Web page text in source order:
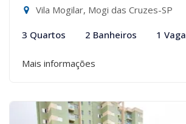
Vila Mogilar, Mogi das Cruzes-SP
3 Quartos 2 Banheiros 1 Vaga
Mais informações